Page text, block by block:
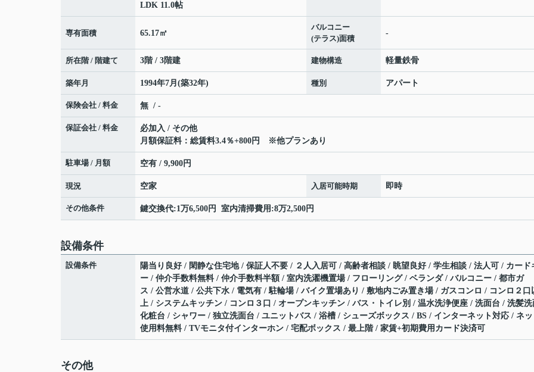
LDK 11.0帖
専有面積 65.17㎡
バルコニー
(テラス)面積
-
所在階 / 階建て 3階 / 3階建 建物構造 軽量鉄骨
築年月 1994年7月(築32年) 種別 アパート
保険会社 / 料金 無 / -
保証会社 / 料金
必加入 / その他
月額保証料：総賃料3.4％+800円 ※他プランあり
駐車場 / 月額 空有 / 9,900円
現況 空家 入居可能時期 即時
その他条件 鍵交換代:1万6,500円 室内清掃費用:8万2,500円
設備条件
設備条件
陽当り良好 / 閑静な住宅地 / 保証人不要 / ２人入居可 / 高齢者相談 / 眺望良好 / 学生相談 / 法人可 / カード
ー / 仲介手数料無料 / 仲介手数料半額 / 室内洗濯機置場 / フローリング / ベランダ / バルコニー / 都市ガ
ス / 公営水道 / 公共下水 / 電気有 / 駐輪場 / バイク置場あり / 敷地内ごみ置き場 / ガスコンロ / コンロ２口
上 / システムキッチン / コンロ３口 / オープンキッチン / バス・トイレ別 / 温水洗浄便座 / 洗面台 / 洗髪洗
化粧台 / シャワー / 独立洗面台 / ユニットバス / 浴槽 / シューズボックス / BS / インターネット対応 / ネ
使用料無料 / TVモニタ付インターホン / 宅配ボックス / 最上階 / 家賃+初期費用カード決済可
その他